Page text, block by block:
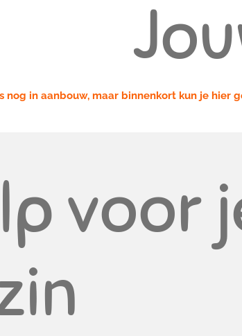
nog in aanbouw, maar binnenkort kun je hier
voor